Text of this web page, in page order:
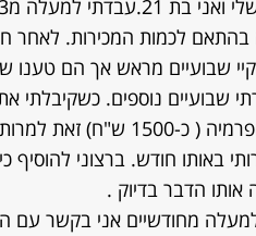
בהתאם לכמות המכירות. לאחר
שבועיים מראש אך הם טענו
שבועיים נוספים. כשקיבלתי
את הפרמיה ( כ-1500
באותו חודש. ברצוני
הדבר בדיוק .
מחודשיים אני בקשר עם